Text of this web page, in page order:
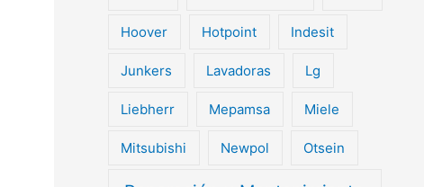
Hoover Hotpoint Indesit
Junkers Lavadoras Lg
Liebherr Mepamsa Miele
Mitsubishi Newpol Otsein